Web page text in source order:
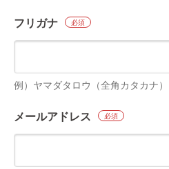
フリガナ 必須
例）ヤマダタロウ（全角カタカナ）
メールアドレス 必須